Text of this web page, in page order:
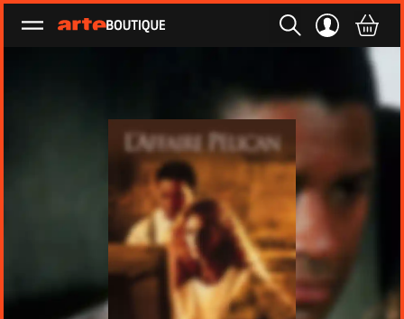
Ouvrir le menu